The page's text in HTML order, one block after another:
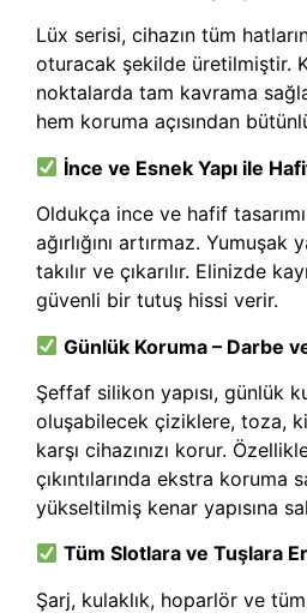
Lüx serisi, cihazın tüm
oturacak şekilde üretilmiştir.
noktalarda tam kavrama
hem koruma açısından
İnce ve Esnek Yapı ile
Oldukça ince ve hafif
ağırlığını artırmaz. Yumuşak
takılır ve çıkarılır. Elinizde
güvenli bir tutuş hissi verir.
Günlük Koruma – Darbe
Şeffaf silikon yapısı, günlük
oluşabilecek çiziklere, toza,
karşı cihazınızı korur.
çıkıntılarında ekstra koruma
yükseltilmiş kenar yapısına
Tüm Slotlara ve Tuşlara
Şarj, kulaklık, hoparlör ve